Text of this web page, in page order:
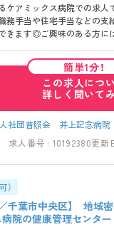
ケアミックス病院での求人
務手当や住宅手当などの支
きます◎ご興味のある方に
簡単1分！
この求人につ
詳しく聞いて
社団普照会 井上記念病
求人番号 : 10192380更新
）
千葉市中央区】 地域
院の健康管理センター